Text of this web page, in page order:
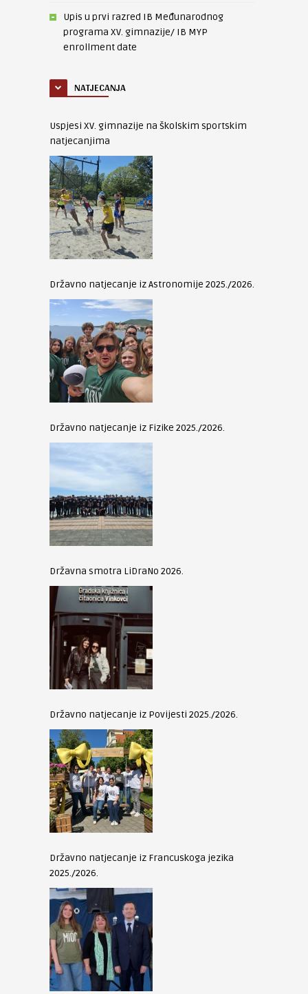
Upis u prvi razred IB Međunarodnog
programa XV. gimnazije/ IB MYP
enrollment date
NATJECANJA
Uspjesi XV. gimnazije na školskim sportskim
natjecanjima
Državno natjecanje iz Astronomije 2025./2026.
Državno natjecanje iz Fizike 2025./2026.
Državna smotra LiDraNo 2026.
Državno natjecanje iz Povijesti 2025./2026.
Državno natjecanje iz Francuskoga jezika
2025./2026.